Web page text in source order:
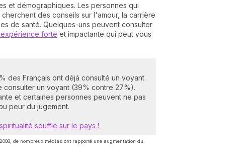
et démographiques. Les personnes qui
des conseils sur l'amour, la carrière
de santé. Quelques-uns peuvent consulter
forte et impactante qui peut vous
des Français ont déjà consulté un voyant.
consulter un voyant (39% contre 27%).
et certaines personnes peuvent ne pas
peur du jugement.
souffle sur le pays !
de nombreux médias ont rapporté une augmentation du